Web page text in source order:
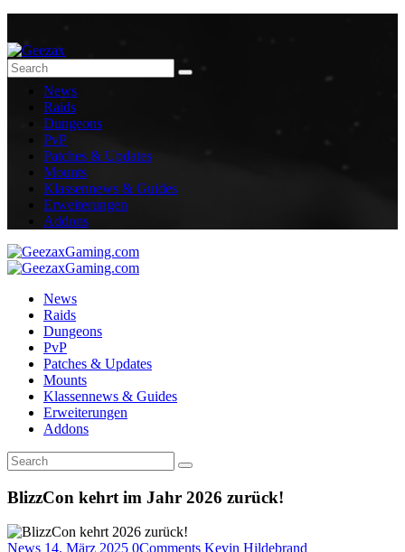
News
Raids
Dungeons
PvP
Patches & Updates
Mounts
Klassennews & Guides
Erweiterungen
Addons
News
Raids
Dungeons
PvP
Patches & Updates
Mounts
Klassennews & Guides
Erweiterungen
Addons
BlizzCon kehrt im Jahr 2026 zurück!
News 14. März 2025 0Comments Kevin Hildebrand